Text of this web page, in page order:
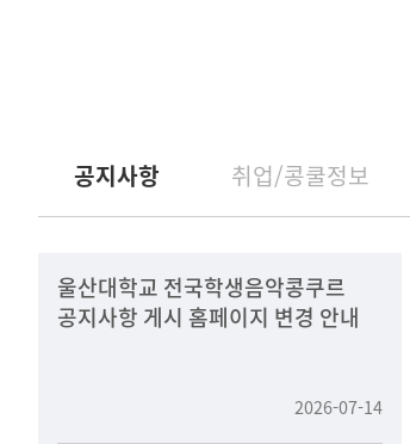
공지사항 취업/콩쿨정보
울산대학교 전국학생음악콩쿠르
공지사항 게시 홈페이지 변경 안내
2026-07-14